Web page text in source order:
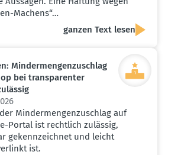
Machens“…
ganzen Text lesen
Minder­men­gen­zu­schlag
bei trans­pa­renter
Mindermengenzuschlag auf
Portal ist rechtlich zulässig,
gekennzeichnet und leicht
ist.